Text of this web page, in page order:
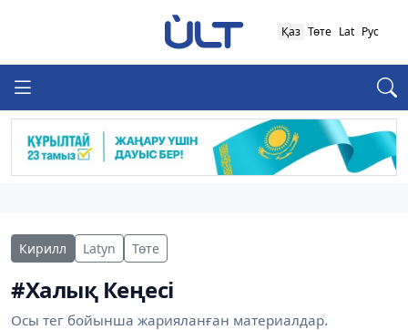
Қаз Төте Lat Рус
Кирилл Latyn Төте
#Халық Кеңесі
Осы тег бойынша жарияланған материалдар.